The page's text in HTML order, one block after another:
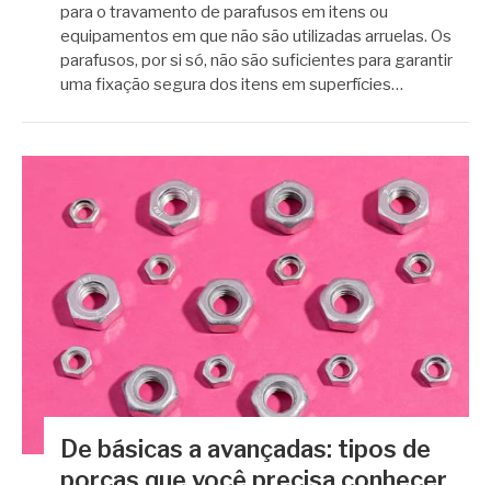
para o travamento de parafusos em itens ou
equipamentos em que não são utilizadas arruelas. Os
parafusos, por si só, não são suficientes para garantir
uma fixação segura dos itens em superfícies…
De básicas a avançadas: tipos de
porcas que você precisa conhecer